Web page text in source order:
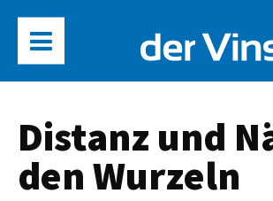
Distanz und
den Wurzeln